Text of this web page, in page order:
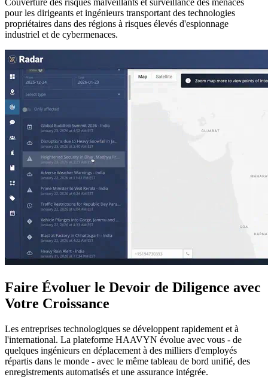
pour les dirigeants et ingénieurs transportant des technologies
propriétaires dans des régions à risques élevés d'espionnage
industriel et de cybermenaces.
Faire Évoluer le Devoir de Diligence avec
Votre Croissance
Les entreprises technologiques se développent rapidement et à
l'international. La plateforme HAAVYN évolue avec vous - de
quelques ingénieurs en déplacement à des milliers d'employés
répartis dans le monde - avec le même tableau de bord unifié, des
enregistrements automatisés et une assurance intégrée.